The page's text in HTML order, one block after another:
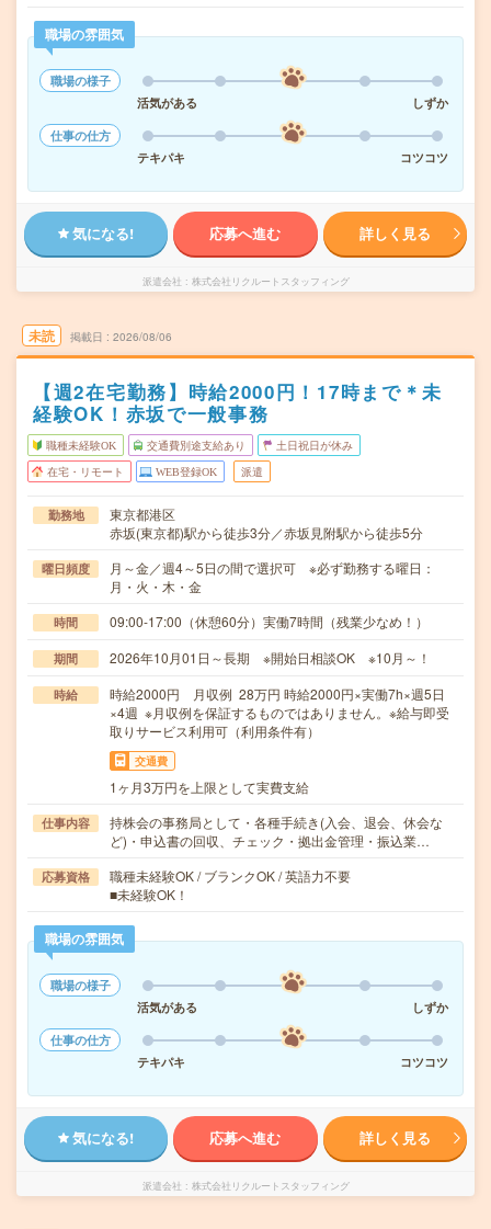
職場の雰囲気
職場の様子
活気がある
しずか
仕事の仕方
テキパキ
コツコツ
気になる! 応募へ進む 詳しく見る
派遣会社 株式会社リクルートスタッフィング
未読 掲載日 2026/08/06
【週2在宅勤務】時給2000円！17時まで＊未
経験OK！赤坂で一般事務
職種未経験OK 交通費別途支給あり 土日祝日が休み
在宅・リモート WEB登録OK 派遣
勤務地
東京都港区
赤坂(東京都)駅から徒歩3分／赤坂見附駅から徒歩5分
曜日頻度
月～金／週4～5日の間で選択可 ※必ず勤務する曜日：
月・火・木・金
時間 09:00-17:00（休憩60分）実働7時間（残業少なめ！）
期間 2026年10月01日～長期 ※開始日相談OK ※10月～！
時給
時給2000円 月収例 28万円 時給2000円×実働7h×週5日
×4週 ※月収例を保証するものではありません。※給与即受
取りサービス利用可（利用条件有）
交通費
1ヶ月3万円を上限として実費支給
仕事内容
持株会の事務局として・各種手続き(入会、退会、休会な
ど)・申込書の回収、チェック・拠出金管理・振込業…
応募資格
職種未経験OK / ブランクOK / 英語力不要
■未経験OK！
職場の雰囲気
職場の様子
活気がある
しずか
仕事の仕方
テキパキ
コツコツ
気になる! 応募へ進む 詳しく見る
派遣会社 株式会社リクルートスタッフィング